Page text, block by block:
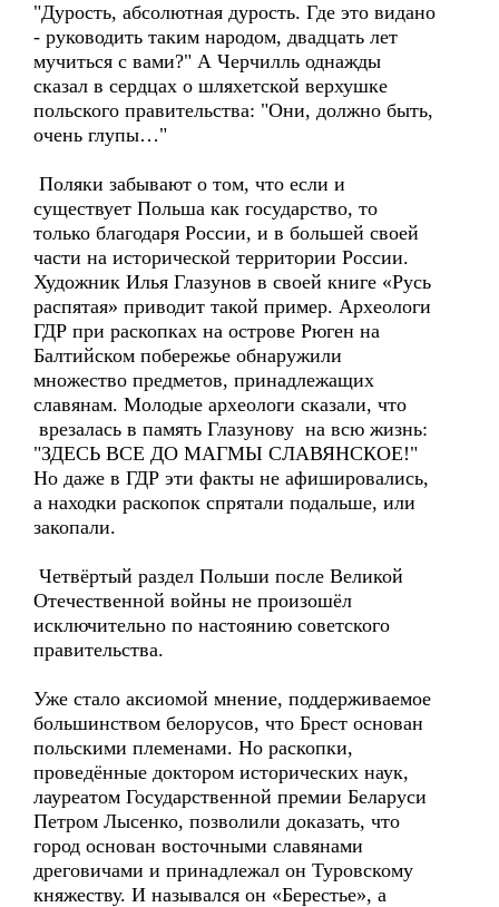
"Дурость, абсолютная дурость. Где это видано
- руководить таким народом, двадцать лет
мучиться с вами?" А Черчилль однажды
сказал в сердцах о шляхетской верхушке
польского правительства: "Они, должно быть,
очень глупы…"
Поляки забывают о том, что если и
существует Польша как государство, то
только благодаря России, и в большей своей
части на исторической территории России.
Художник Илья Глазунов в своей книге «Русь
распятая» приводит такой пример. Археологи
ГДР при раскопках на острове Рюген на
Балтийском побережье обнаружили
множество предметов, принадлежащих
славянам. Молодые археологи сказали, что
врезалась в память Глазунову на всю жизнь:
"ЗДЕСЬ ВСЕ ДО МАГМЫ СЛАВЯНСКОЕ!"
Но даже в ГДР эти факты не афишировались,
а находки раскопок спрятали подальше, или
закопали.
Четвёртый раздел Польши после Великой
Отечественной войны не произошёл
исключительно по настоянию советского
правительства.
Уже стало аксиомой мнение, поддерживаемое
большинством белорусов, что Брест основан
польскими племенами. Но раскопки,
проведённые доктором исторических наук,
лауреатом Государственной премии Беларуси
Петром Лысенко, позволили доказать, что
город основан восточными славянами
дреговичами и принадлежал он Туровскому
княжеству. И назывался он «Берестье», а